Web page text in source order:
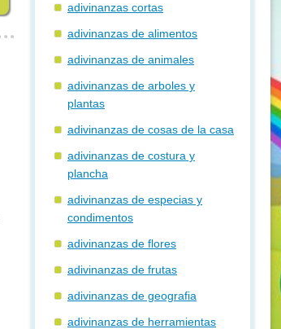
adivinanzas cortas
adivinanzas de alimentos
adivinanzas de animales
adivinanzas de arboles y
plantas
adivinanzas de cosas de la casa
adivinanzas de costura y
plancha
adivinanzas de especias y
condimentos
adivinanzas de flores
adivinanzas de frutas
adivinanzas de geografia
adivinanzas de herramientas